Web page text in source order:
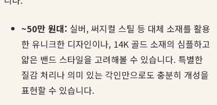
~50만 원대: 실버, 써지컬 스틸 등 대체 소재를 활용
한 유니크한 디자인이나, 14K 골드 소재의 심플하고
얇은 밴드 스타일을 고려해볼 수 있습니다. 특별한
질감 처리나 의미 있는 각인만으로도 충분히 개성을
표현할 수 있습니다.